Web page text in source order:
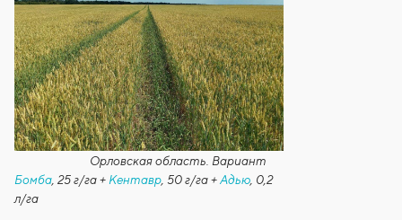
Орловская область. Вариант
Бомба , 25 г/га + Кентавр , 50 г/га +Адью , 0,2
л/га